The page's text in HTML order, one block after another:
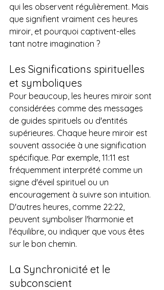
qui les observent régulièrement. Mais
que signifient vraiment ces heures
miroir, et pourquoi captivent-elles
tant notre imagination ?
Les Significations spirituelles
et symboliques
Pour beaucoup, les heures miroir sont
considérées comme des messages
de guides spirituels ou d'entités
supérieures. Chaque heure miroir est
souvent associée à une signification
spécifique. Par exemple, 11:11 est
fréquemment interprété comme un
signe d'éveil spirituel ou un
encouragement à suivre son intuition.
D'autres heures, comme 22:22,
peuvent symboliser l'harmonie et
l'équilibre, ou indiquer que vous êtes
sur le bon chemin.
La Synchronicité et le
subconscient